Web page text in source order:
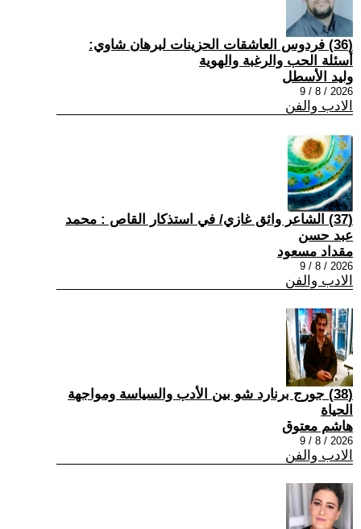
(36) فردوس العاشقات الحزينات لبرهان شاوي:
أسئلة الحب والرغبة والهوية
وليد الأسطل
2026 / 8 / 9
الادب والفن
(37) الشاعر واثق غازي/ في استذكار القاص : محمد
عبد حسن
مقداد مسعود
2026 / 8 / 9
الادب والفن
(38) جورج برنارد شو بين الأدب والسياسة ومواجهة
الحياة
هاشم معتوق
2026 / 8 / 9
الادب والفن